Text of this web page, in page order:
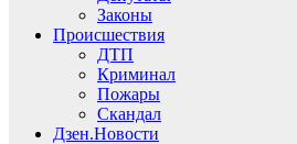
Законы
Происшествия
ДТП
Криминал
Пожары
Скандал
Дзен.Новости